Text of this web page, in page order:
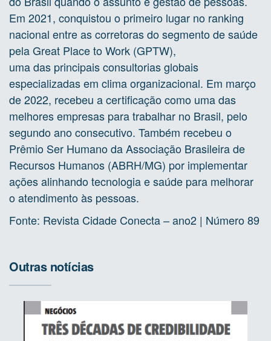
Em 2021, conquistou o primeiro lugar no ranking
nacional entre as corretoras do segmento de saúde
pela Great Place to Work (GPTW),
uma das principais consultorias globais
especializadas em clima organizacional. Em março
de 2022, recebeu a certificação como uma das
melhores empresas para trabalhar no Brasil, pelo
segundo ano consecutivo. Também recebeu o
Prêmio Ser Humano da Associação Brasileira de
Recursos Humanos (ABRH/MG) por implementar
ações alinhando tecnologia e saúde para melhorar
o atendimento às pessoas.
Fonte: Revista Cidade Conecta – ano2 | Número 89
Outras notícias